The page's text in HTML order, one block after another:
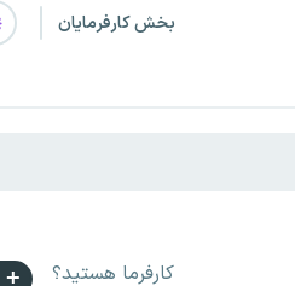
بخش کارفرمایان
کارفرما هستید؟